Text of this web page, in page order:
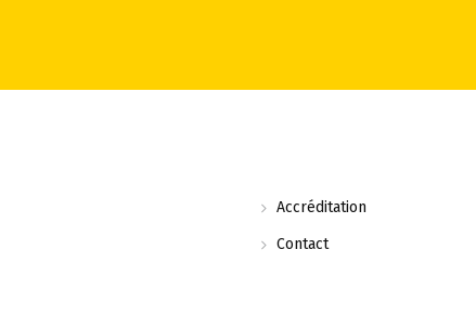
Accréditation
Contact